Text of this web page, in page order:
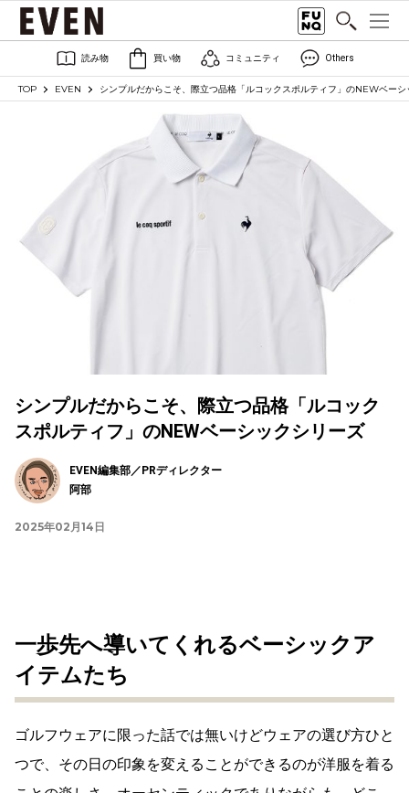
読み物 買い物 コミュニティ Others
TOP EVEN シンプルだからこそ、際立つ品格「ルコックスポルティフ」のNEWベーシ
シンプルだからこそ、際立つ品格「ルコック
スポルティフ」のNEWベーシックシリーズ
EVEN編集部／PRディレクター
阿部
2025年02月14日
一歩先へ導いてくれるベーシックア
イテムたち
ゴルフウェアに限った話では無いけどウェアの選び方ひと
つで、その日の印象を変えることができるのが洋服を着る